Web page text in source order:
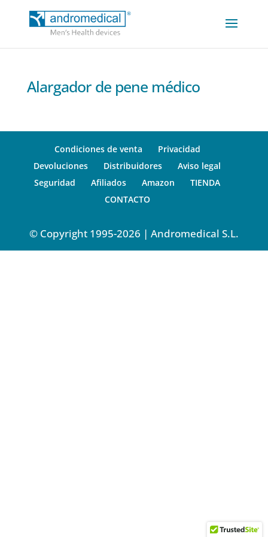
Alargador de pene médico
Condiciones de venta
Privacidad
Devoluciones
Distribuidores
Aviso legal
Seguridad
Afiliados Amazon
TIENDA
CONTACTO
© Copyright 1995-2026 | Andromedical S.L.